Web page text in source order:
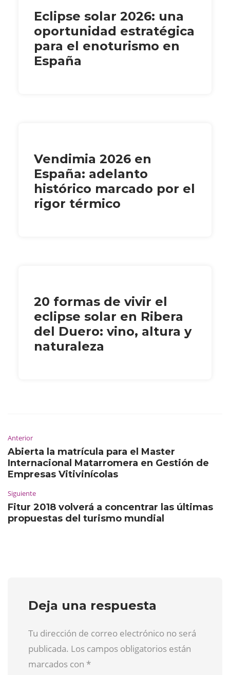
Eclipse solar 2026: una
oportunidad estratégica
para el enoturismo en
España
Vendimia 2026 en
España: adelanto
histórico marcado por el
rigor térmico
20 formas de vivir el
eclipse solar en Ribera
del Duero: vino, altura y
naturaleza
Anterior
Abierta la matrícula para el Master
Internacional Matarromera en Gestión de
Empresas Vitivinícolas
Siguiente
Fitur 2018 volverá a concentrar las últimas
propuestas del turismo mundial
Deja una respuesta
Tu dirección de correo electrónico no será
publicada. Los campos obligatorios están
marcados con *